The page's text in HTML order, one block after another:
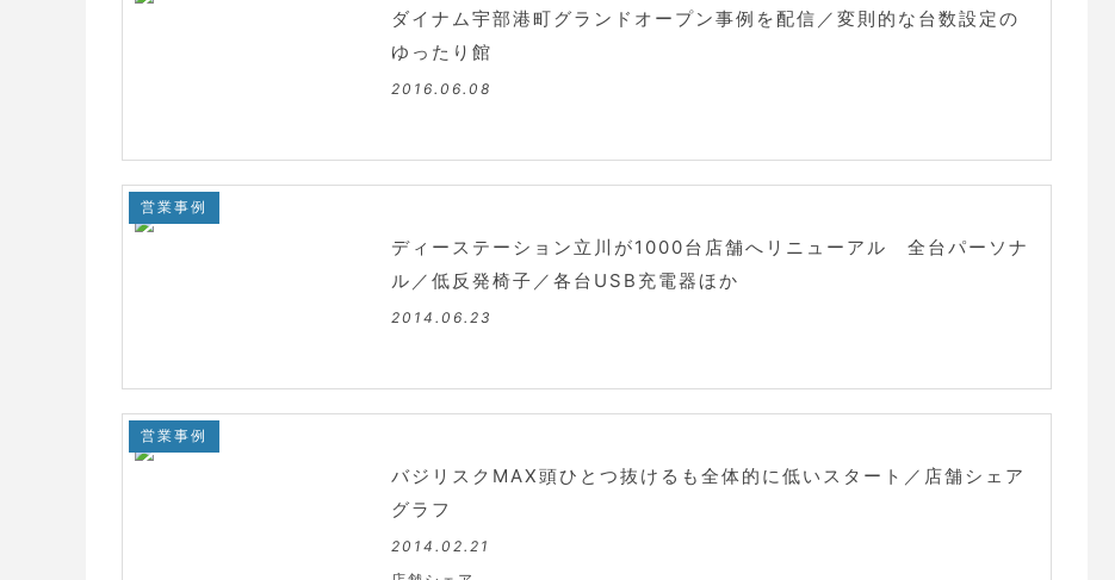
ダイナム宇部港町グランドオープン事例を配信／変則的な台数設定の
ゆったり館
2016.06.08
営業事例
ディーステーション立川が1000台店舗へリニューアル 全台パーソナ
ル／低反発椅子／各台USB充電器ほか
2014.06.23
営業事例
バジリスクMAX頭ひとつ抜けるも全体的に低いスタート／店舗シェア
グラフ
2014.02.21